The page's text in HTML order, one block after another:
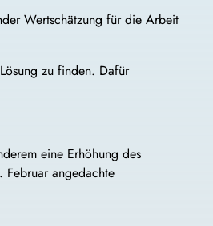
Wertschätzung für die Arbeit
zu finden. Dafür
eine Erhöhung des
Februar angedachte